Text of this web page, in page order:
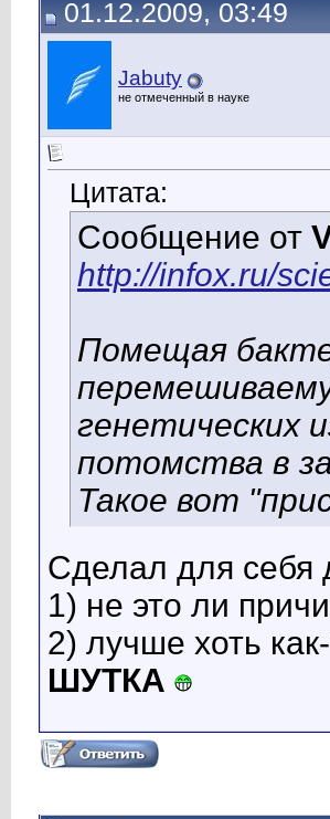
01.12.2009, 03:49
Jabuty
не отмеченный в науке
Цитата:
Сообщение от
http://infox.ru/
Помещая
генетических
потомства в
Такое вот
Сделал для себя
1) не это ли
2) лучше хоть
ШУТКА